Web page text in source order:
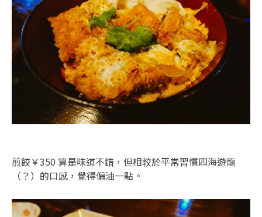
煎餃￥350 算是味道不錯，但相較於平常習慣四海遊龍
（？）的口感，覺得偏油一點。